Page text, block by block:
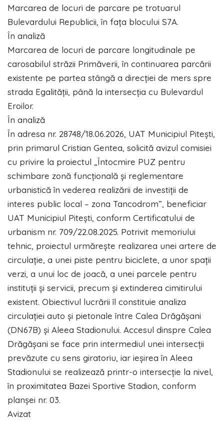
Marcarea de locuri de parcare pe trotuarul
Bulevardului Republicii, în fața blocului S7A.
În analiză
Marcarea de locuri de parcare longitudinale pe
carosabilul străzii Primăverii, în continuarea parcării
existente pe partea stângă a direcției de mers spre
strada Egalității, până la intersecția cu Bulevardul
Eroilor.
În analiză
În adresa nr. 28748/18.06.2026, UAT Municipiul Pitești,
prin primarul Cristian Gentea, solicită avizul comisiei
cu privire la proiectul „Întocmire PUZ pentru
schimbare zonă funcțională și reglementare
urbanistică în vederea realizării de investiții de
interes public local – zona Tancodrom”, beneficiar
UAT Municipiul Pitești, conform Certificatului de
urbanism nr. 709/22.08.2025. Potrivit memoriului
tehnic, proiectul urmărește realizarea unei artere de
circulație, a unei piste pentru biciclete, a unor spații
verzi, a unui loc de joacă, a unei parcele pentru
instituții și servicii, precum și extinderea cimitirului
existent. Obiectivul lucrării îl constituie analiza
circulației auto și pietonale între Calea Drăgășani
(DN67B) și Aleea Stadionului. Accesul dinspre Calea
Drăgășani se face prin intermediul unei intersecții
prevăzute cu sens giratoriu, iar ieșirea în Aleea
Stadionului se realizează printr-o intersecție la nivel,
în proximitatea Bazei Sportive Stadion, conform
planșei nr. 03.
Avizat